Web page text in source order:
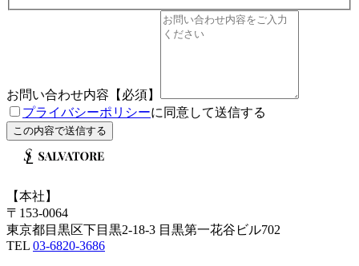
お問い合わせ内容 【必須】
プライバシーポリシーに同意して送信する
この内容で送信する
【本社 】
〒 153-0064
東京都目黒区 下目黒2-18-3 目黒第一花谷ビル702
TEL 03-6820-3686